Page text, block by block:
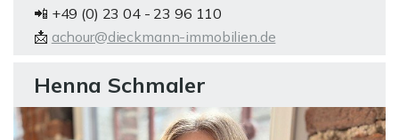
📲 +49 (0) 23 04 - 23 96 110
📩 achour@dieckmann-immobilien.de
Henna Schmaler